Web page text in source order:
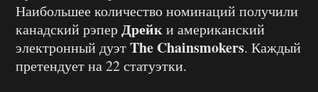
Наибольшее количество номинаций получили
канадский рэперДрейки американский
электронный дуэтThe Chainsmokers. Каждый
претендует на 22 статуэтки.